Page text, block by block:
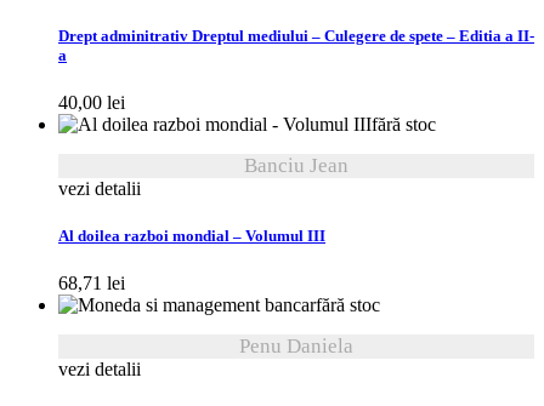
Drept adminitrativ Dreptul mediului – Culegere de spete – Editia a II-
a
40,00 lei
fără stoc
Banciu Jean
vezi detalii
Al doilea razboi mondial – Volumul III
68,71 lei
fără stoc
Penu Daniela
vezi detalii